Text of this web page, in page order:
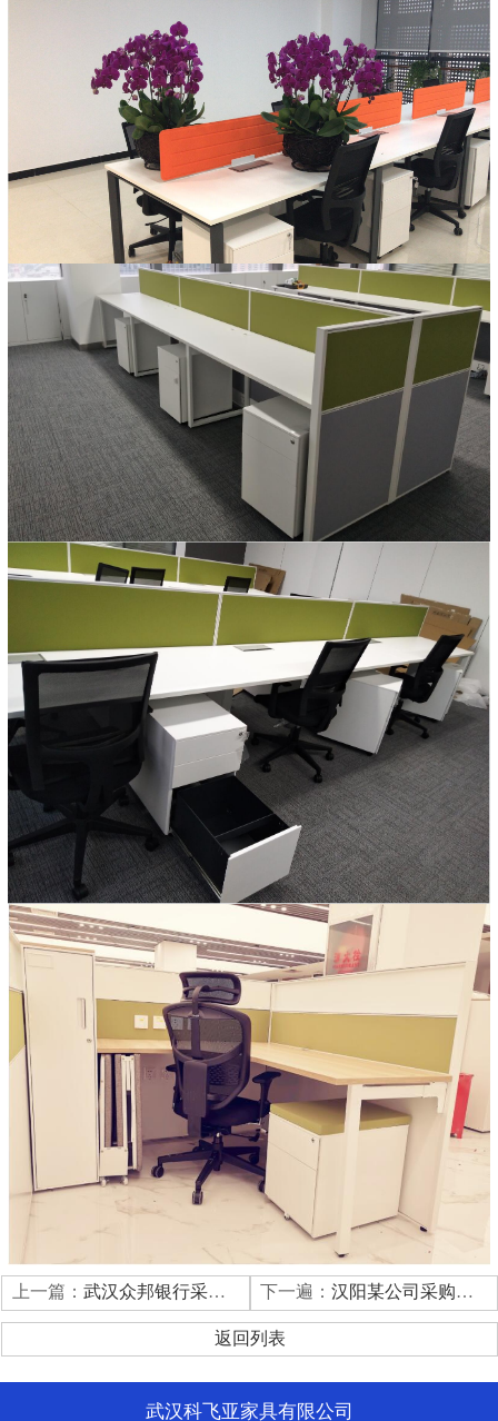
上一篇： 武汉众邦银行采购科飞亚办公家具文件柜 下一遍：汉阳某公司采购科飞亚办公家具以及文件柜
返回列表
武汉科飞亚家具有限公司